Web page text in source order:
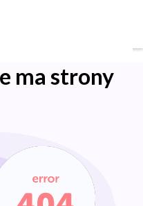
ma strony